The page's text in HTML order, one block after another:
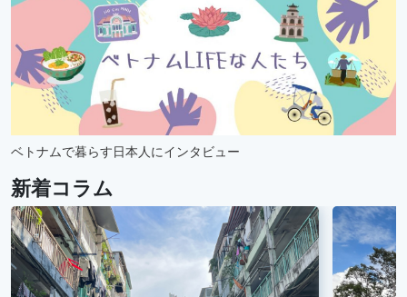
ベトナムで暮らす日本人にインタビュー
新着コラム